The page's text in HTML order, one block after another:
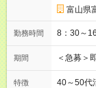
富山県
勤務時間 8：30～
期間 ＜急募＞
特徴 40～50代